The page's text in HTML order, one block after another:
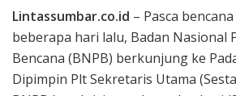
Lintassumbar.co.id – Pasca
beberapa hari lalu, Badan Nasional
Bencana (BNPB) berkunjung ke
Dipimpin Plt Sekretaris Utama